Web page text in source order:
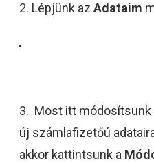
2. Lépjünk az Adataim
3. Most itt módosítsunk
új számlafizetőú
akkor kattintsunk a